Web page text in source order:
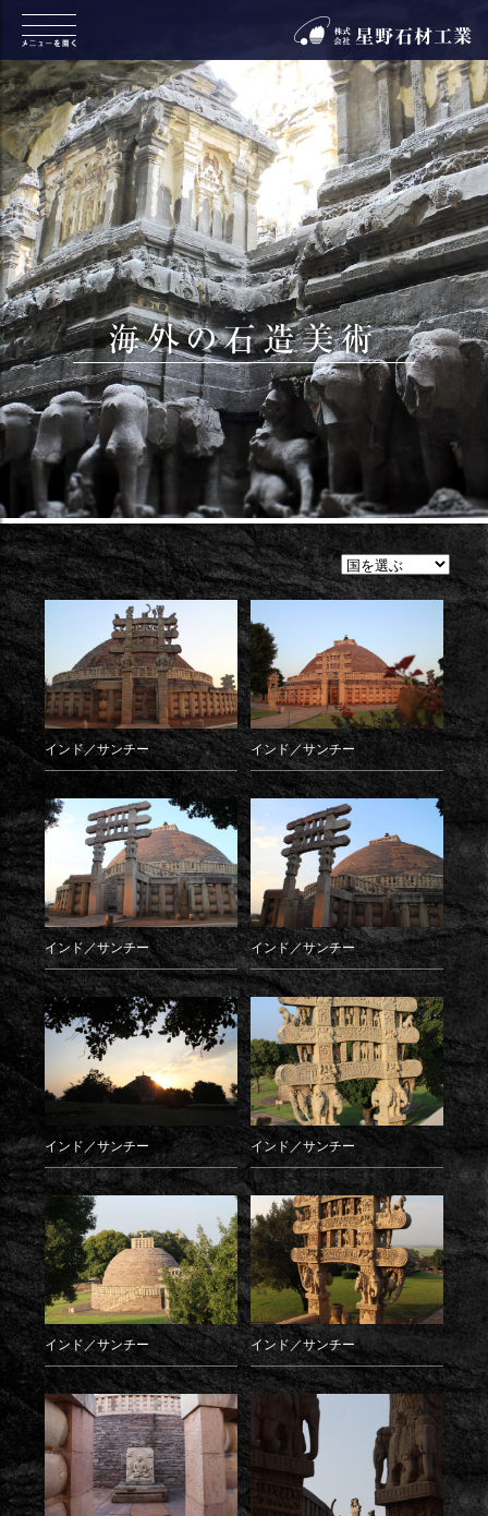
各
国
の
石
像
美
術
を
見
る
インド／サンチー インド／サンチー
インド／サンチー インド／サンチー
インド／サンチー インド／サンチー
インド／サンチー インド／サンチー